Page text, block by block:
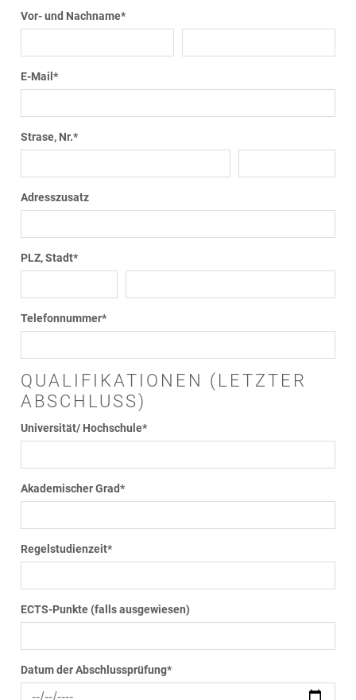
Vor- und Nachname*
E-Mail *
Strase, Nr.*
Adresszusatz
PLZ, Stadt*
Telefonnummer*
QUALIFIKATIONEN (LETZTER
ABSCHLUSS)
Universität/ Hochschule*
Akademischer Grad*
Regelstudienzeit*
ECTS-Punkte (falls ausgewiesen)
Datum der Abschlussprüfung*